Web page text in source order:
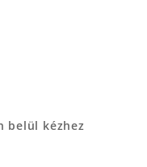
belül kézhez